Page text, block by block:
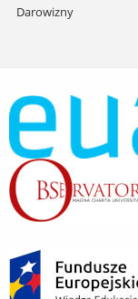
Darowizny